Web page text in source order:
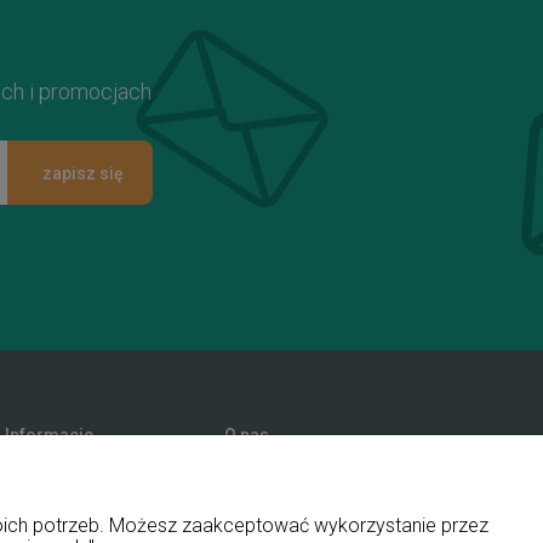
i promocjach
zapisz się
Informacje
Polityka prywatności
O nas
Blog
potrzeb. Możesz zaakceptować wykorzystanie przez